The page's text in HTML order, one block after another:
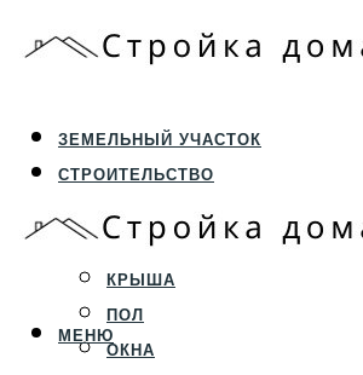
ЗЕМЕЛЬНЫЙ УЧАСТОК
СТРОИТЕЛЬСТВО
ФУНДАМЕНТ И ЦОКОЛЬ
ПЕРЕКРЫТИЯ И СТЕНЫ
КРЫША
ПОЛ
ОКНА
МЕНЮ